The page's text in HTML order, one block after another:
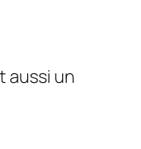
aussi un